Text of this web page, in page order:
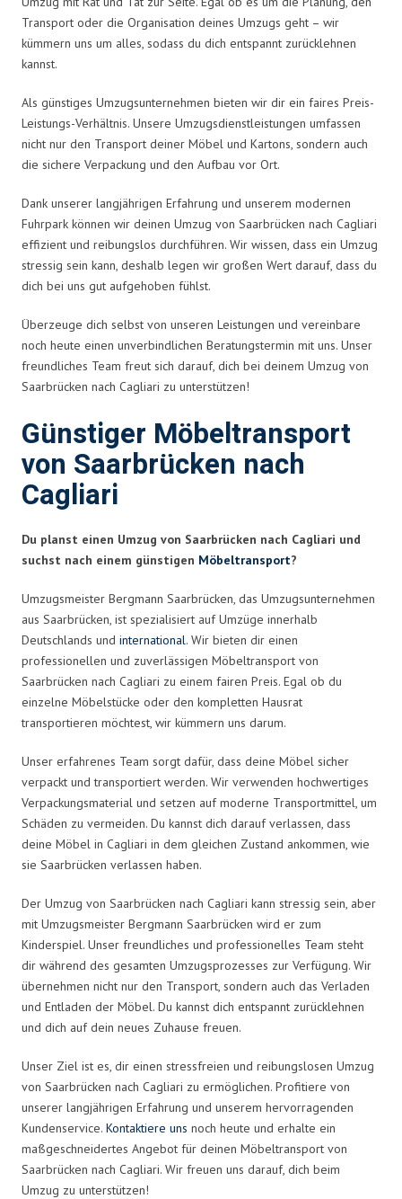
Transport oder die Organisation deines Umzugs geht – wir
kümmern uns um alles, sodass du dich entspannt zurücklehnen
kannst.
Als günstiges Umzugsunternehmen bieten wir dir ein faires Preis-
Leistungs-Verhältnis. Unsere Umzugsdienstleistungen umfassen
nicht nur den Transport deiner Möbel und Kartons, sondern auch
die sichere Verpackung und den Aufbau vor Ort.
Dank unserer langjährigen Erfahrung und unserem modernen
Fuhrpark können wir deinen Umzug von Saarbrücken nach Cagliari
effizient und reibungslos durchführen. Wir wissen, dass ein Umzug
stressig sein kann, deshalb legen wir großen Wert darauf, dass du
dich bei uns gut aufgehoben fühlst.
Überzeuge dich selbst von unseren Leistungen und vereinbare
noch heute einen unverbindlichen Beratungstermin mit uns. Unser
freundliches Team freut sich darauf, dich bei deinem Umzug von
Saarbrücken nach Cagliari zu unterstützen!
Günstiger Möbeltransport
von Saarbrücken nach
Cagliari
Du planst einen Umzug von Saarbrücken nach Cagliari und
suchst nach einem günstigen Möbeltransport?
Umzugsmeister Bergmann Saarbrücken, das Umzugsunternehmen
aus Saarbrücken, ist spezialisiert auf Umzüge innerhalb
Deutschlands und international. Wir bieten dir einen
professionellen und zuverlässigen Möbeltransport von
Saarbrücken nach Cagliari zu einem fairen Preis. Egal ob du
einzelne Möbelstücke oder den kompletten Hausrat
transportieren möchtest, wir kümmern uns darum.
Unser erfahrenes Team sorgt dafür, dass deine Möbel sicher
verpackt und transportiert werden. Wir verwenden hochwertiges
Verpackungsmaterial und setzen auf moderne Transportmittel, um
Schäden zu vermeiden. Du kannst dich darauf verlassen, dass
deine Möbel in Cagliari in dem gleichen Zustand ankommen, wie
sie Saarbrücken verlassen haben.
Der Umzug von Saarbrücken nach Cagliari kann stressig sein, aber
mit Umzugsmeister Bergmann Saarbrücken wird er zum
Kinderspiel. Unser freundliches und professionelles Team steht
dir während des gesamten Umzugsprozesses zur Verfügung. Wir
übernehmen nicht nur den Transport, sondern auch das Verladen
und Entladen der Möbel. Du kannst dich entspannt zurücklehnen
und dich auf dein neues Zuhause freuen.
Unser Ziel ist es, dir einen stressfreien und reibungslosen Umzug
von Saarbrücken nach Cagliari zu ermöglichen. Profitiere von
unserer langjährigen Erfahrung und unserem hervorragenden
Kundenservice. Kontaktiere uns noch heute und erhalte ein
maßgeschneidertes Angebot für deinen Möbeltransport von
Saarbrücken nach Cagliari. Wir freuen uns darauf, dich beim
Umzug zu unterstützen!